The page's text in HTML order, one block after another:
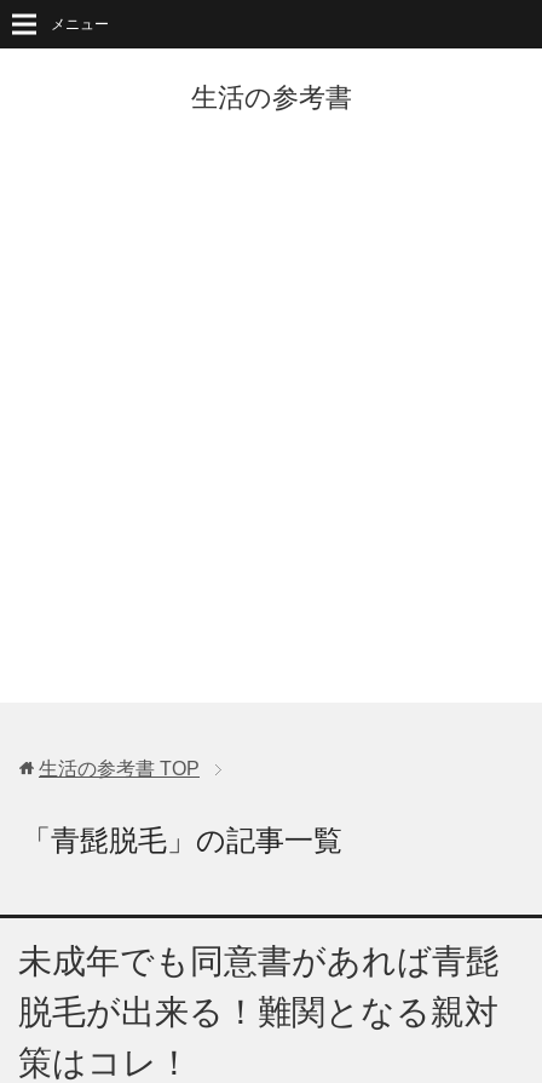
生活の参考書
メニュー
生活の参考書 TOP
「青髭脱毛」の記事一覧
未成年でも同意書があれば青髭
脱毛が出来る！難関となる親対
策はコレ！